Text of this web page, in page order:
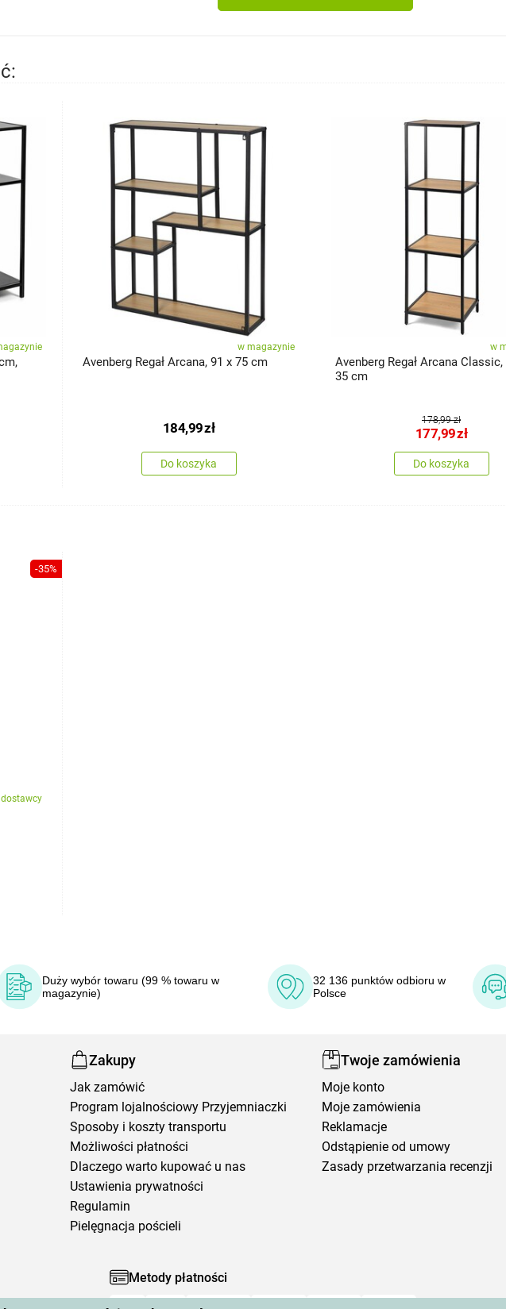
w magazynie
Avenberg Regał Arcana, 91 x 75 cm
184,99zł
Do koszyka
w
Avenberg Regał Arcana Classic,
35 cm
178,99 zł
177,99zł
Do koszyka
-35%
Duży wybór towaru (99 % towaru w
magazynie)
32 136 punktów odbioru w
Polsce
Zakupy
Jak zamówić
Program lojalnościowy Przyjemniaczki
Sposoby i koszty transportu
Możliwości płatności
Dlaczego warto kupować u nas
Ustawienia prywatności
Regulamin
Pielęgnacja pościeli
Twoje zamówienia
Moje konto
Moje zamówienia
Reklamacje
Odstąpienie od umowy
Zasady przetwarzania recenzji
Metody płatności